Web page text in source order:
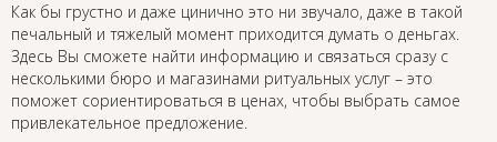
Как бы грустно и даже цинично это ни звучало, даже в такой
печальный и тяжелый момент приходится думать о деньгах.
Здесь Вы сможете найти информацию и связаться сразу с
несколькими бюро и магазинами ритуальных услуг – это
поможет сориентироваться в ценах, чтобы выбрать самое
привлекательное предложение.